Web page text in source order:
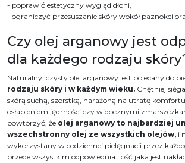
- poprawić estetyczny wygląd dłoni,
- ograniczyć przesuszanie skóry wokół paznokci
Czy olej arganowy jest
dla każdego rodzaju
Naturalny, czysty olej arganowy jest polecany do
rodzaju skóry i w każdym wieku. Chętniej
skórą suchą, szorstką, narażoną na utratę
osłabieniem jędrności czy widocznymi
powtórzyć, że olej arganowy to najbardziej
wszechstronny olej ze wszystkich olejów, i
wykorzystany w codziennej pielęgnacji przez
przede wszystkim odpowiednia ilość jaka jest